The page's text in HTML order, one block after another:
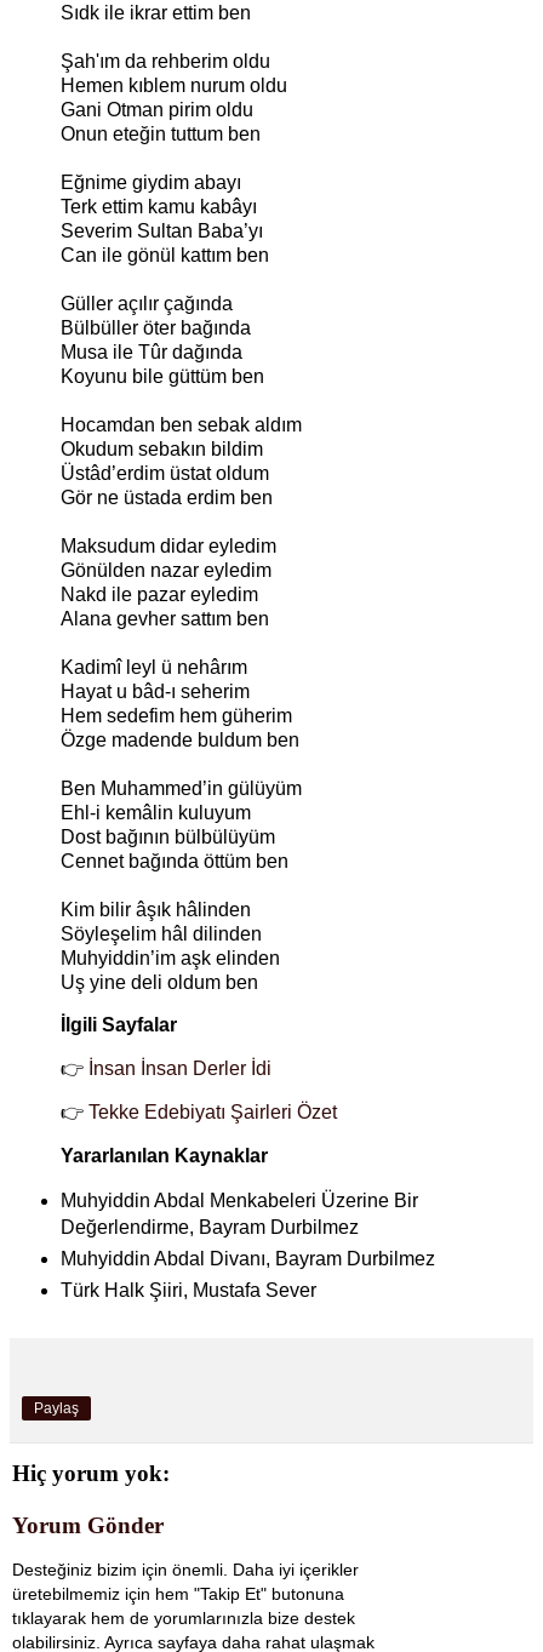
Sıdk ile ikrar ettim ben
Şah'ım da rehberim oldu
Hemen kıblem nurum oldu
Gani Otman pirim oldu
Onun eteğin tuttum ben
Eğnime giydim abayı
Terk ettim kamu kabâyı
Severim Sultan Baba’yı
Can ile gönül kattım ben
Güller açılır çağında
Bülbüller öter bağında
Musa ile Tûr dağında
Koyunu bile güttüm ben
Hocamdan ben sebak aldım
Okudum sebakın bildim
Üstâd’erdim üstat oldum
Gör ne üstada erdim ben
Maksudum didar eyledim
Gönülden nazar eyledim
Nakd ile pazar eyledim
Alana gevher sattım ben
Kadimî leyl ü nehârım
Hayat u bâd-ı seherim
Hem sedefim hem güherim
Özge madende buldum ben
Ben Muhammed’in gülüyüm
Ehl-i kemâlin kuluyum
Dost bağının bülbülüyüm
Cennet bağında öttüm ben
Kim bilir âşık hâlinden
Söyleşelim hâl dilinden
Muhyiddin’im aşk elinden
Uş yine deli oldum ben
İlgili Sayfalar
👉 İnsan İnsan Derler İdi
👉 Tekke Edebiyatı Şairleri Özet
Yararlanılan Kaynaklar
Muhyiddin Abdal Menkabeleri Üzerine Bir
Değerlendirme, Bayram Durbilmez
Muhyiddin Abdal Divanı, Bayram Durbilmez
Türk Halk Şiiri, Mustafa Sever
Paylaş
Hiç yorum yok:
Yorum Gönder
Desteğiniz bizim için önemli. Daha iyi içerikler
üretebilmemiz için hem "Takip Et" butonuna
tıklayarak hem de yorumlarınızla bize destek
olabilirsiniz. Ayrıca sayfaya daha rahat ulaşmak